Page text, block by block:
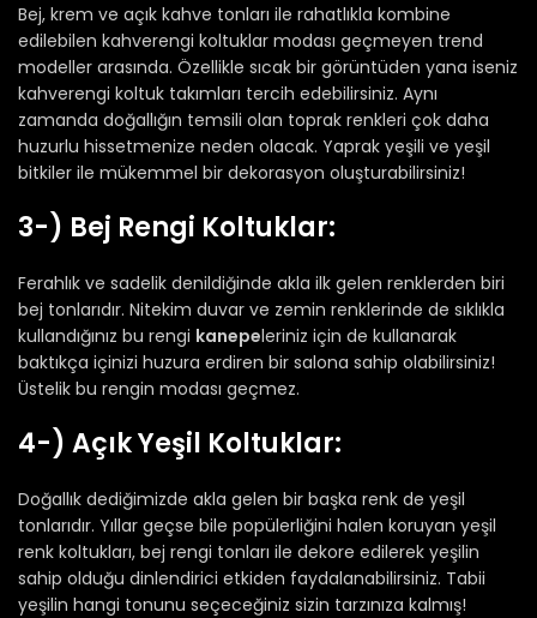
Bej, krem ve açık kahve tonları ile rahatlıkla kombine
edilebilen kahverengi koltuklar modası geçmeyen trend
modeller arasında. Özellikle sıcak bir görüntüden yana iseniz
kahverengi koltuk takımları tercih edebilirsiniz. Aynı
zamanda doğallığın temsili olan toprak renkleri çok daha
huzurlu hissetmenize neden olacak. Yaprak yeşili ve yeşil
bitkiler ile mükemmel bir dekorasyon oluşturabilirsiniz!
3-) Bej Rengi Koltuklar:
Ferahlık ve sadelik denildiğinde akla ilk gelen renklerden biri
bej tonlarıdır. Nitekim duvar ve zemin renklerinde de sıklıkla
kullandığınız bu rengi kanepeleriniz için de kullanarak
baktıkça içinizi huzura erdiren bir salona sahip olabilirsiniz!
Üstelik bu rengin modası geçmez.
4-) Açık Yeşil Koltuklar:
Doğallık dediğimizde akla gelen bir başka renk de yeşil
tonlarıdır. Yıllar geçse bile popülerliğini halen koruyan yeşil
renk koltukları, bej rengi tonları ile dekore edilerek yeşilin
sahip olduğu dinlendirici etkiden faydalanabilirsiniz. Tabii
yeşilin hangi tonunu seçeceğiniz sizin tarzınıza kalmış!